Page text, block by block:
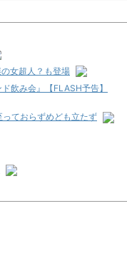
女超人？も登場
飲み会』【FLASH予告】
ておらずめども立たず